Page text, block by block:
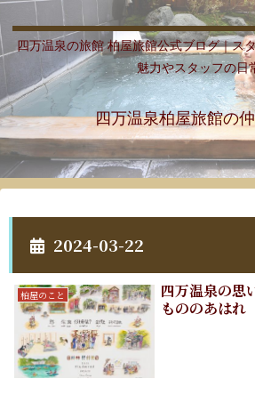
四万温泉の旅館 柏屋旅館公式ブログ｜ス
魅力やスタッフの日
四万温泉柏屋旅館の
2024-03-22
柏屋のこと
四万温泉の思
もののあはれ